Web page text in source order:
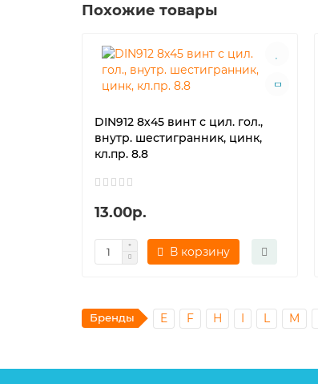
Похожие товары
DIN912 8х45 винт с цил. гол.,
внутр. шестигранник, цинк,
кл.пр. 8.8
13.00р.
В корзину
Бренды E F H I L M